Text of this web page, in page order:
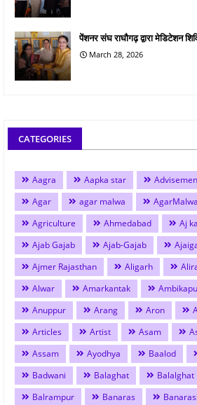
पेंशनर संघ राघौगढ़ द्वारा मेडिटेशन
March 28, 2026
CATEGORIES
Aagra Aapka star
Agar
agar malwa AgarMalwa
Agriculture
Ahmedabad
Aj
Ajab Gajab
Ajab-Gajab
Ajmer Rajasthan
Aligarh
Alwar
Amarkantak
Anuppur
Arang Aron
Articles
Artist Asam
Assam
Ayodhya Baalod
Badwani
Balaghat Balalghat
Balrampur
Banaras Banarasi